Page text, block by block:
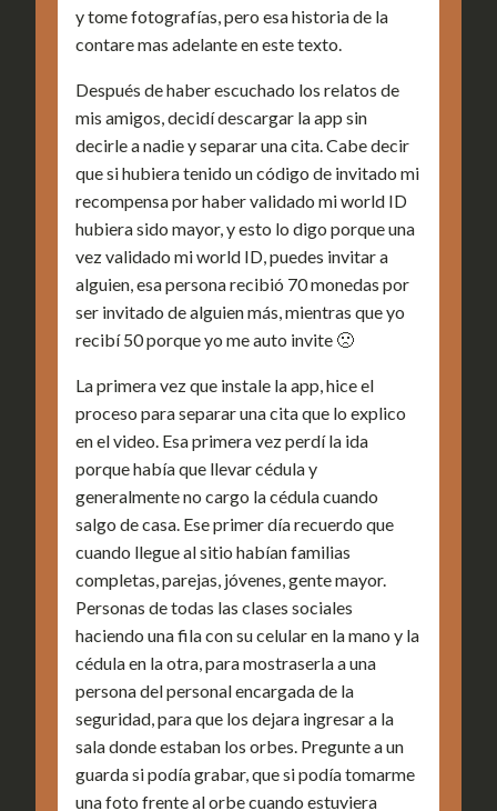
y tome fotografías, pero esa historia de la
contare mas adelante en este texto.
Después de haber escuchado los relatos de
mis amigos, decidí descargar la app sin
decirle a nadie y separar una cita. Cabe decir
que si hubiera tenido un código de invitado mi
recompensa por haber validado mi world ID
hubiera sido mayor, y esto lo digo porque una
vez validado mi world ID, puedes invitar a
alguien, esa persona recibió 70 monedas por
ser invitado de alguien más, mientras que yo
recibí 50 porque yo me auto invite 🙁
La primera vez que instale la app, hice el
proceso para separar una cita que lo explico
en el video. Esa primera vez perdí la ida
porque había que llevar cédula y
generalmente no cargo la cédula cuando
salgo de casa. Ese primer día recuerdo que
cuando llegue al sitio habían familias
completas, parejas, jóvenes, gente mayor.
Personas de todas las clases sociales
haciendo una fila con su celular en la mano y la
cédula en la otra, para mostraserla a una
persona del personal encargada de la
seguridad, para que los dejara ingresar a la
sala donde estaban los orbes. Pregunte a un
guarda si podía grabar, que si podía tomarme
una foto frente al orbe cuando estuviera